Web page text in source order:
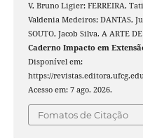
V, Bruno Ligier; FERREIRA,
Valdenia Medeiros; DANTAS,
SOUTO, Jacob Silva. A ARTE
Caderno Impacto em
Disponível em:
https://
Acesso em: 7 ago. 2026.
Fomatos de Citação